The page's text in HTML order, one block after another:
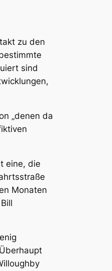
zu den
sind
„denen da
eine, die
Monaten